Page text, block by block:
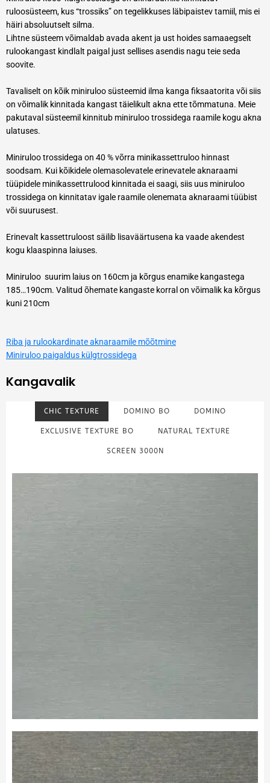
ruloosüsteem, kus “trossiks” on tegelikkuses läbipaistev tamiil, mis ei
häiri absoluutselt silma.
Lihtne süsteem võimaldab avada akent ja ust hoides samaaegselt
rulookangast kindlalt paigal just sellises asendis nagu teie seda
soovite.
Tavaliselt on kõik miniruloo süsteemid ilma kanga fiksaatorita või siis
on võimalik kinnitada kangast täielikult akna ette tõmmatuna. Meie
pakutaval süsteemil kinnitub miniruloo trossidega raamile kogu akna
ulatuses.
Miniruloo trossidega on 40 % võrra minikassettruloo hinnast
soodsam. Kui kõikidele olemasolevatele erinevatele aknaraami
tüüpidele minikassettrulood kinnitada ei saagi, siis uus miniruloo
trossidega on kinnitatav igale raamile olenemata aknaraami tüübist
või suurusest.
Erinevalt kassettruloost säilib lisaväärtusena ka vaade akendest
kogu klaaspinna laiuses.
Miniruloo suurim laius on 160cm ja kõrgus enamike kangastega
185…190cm. Valitud õhemate kangaste korral on võimalik ka kõrgus
kuni 210cm
Riba ja rulookardinate aknaraamile mõõtmine
Miniruloo paigaldus külgtrossidega
Kangavalik
CHIC TEXTURE DOMINO BO DOMINO
EXCLUSIVE TEXTURE BO NATURAL TEXTURE
SCREEN 3000N